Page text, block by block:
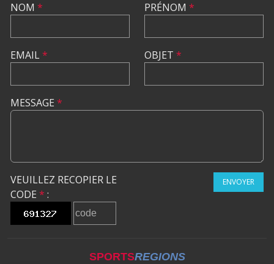
NOM *
EMAIL*
PRÉNOM *
OBJET *
MESSAGE *
VEUILLEZ RECOPIER LE
CODE * :
ENVOYER
SPORTSREGIONS